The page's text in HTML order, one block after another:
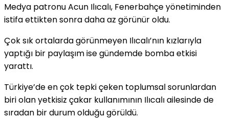
Medya patronu Acun Ilıcalı, Fenerbahçe yönetiminden
istifa ettikten sonra daha az görünür oldu.
Çok sık ortalarda görünmeyen Ilıcalı’nın kızlarıyla
yaptığı bir paylaşım ise gündemde bomba etkisi
yarattı.
Türkiye’de en çok tepki çeken toplumsal sorunlardan
biri olan yetkisiz çakar kullanımının Ilıcalı ailesinde de
sıradan bir durum olduğu görüldü.